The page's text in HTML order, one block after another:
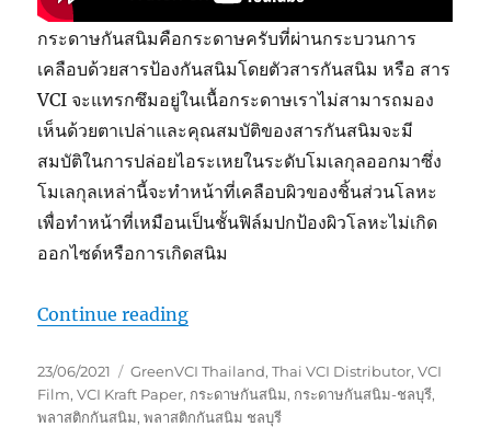
กระดาษกันสนิมคือกระดาษครับที่ผ่านกระบวนการ
เคลือบด้วยสารป้องกันสนิมโดยตัวสารกันสนิม หรือ สาร
VCI จะแทรกซึมอยู่ในเนื้อกระดาษเราไม่สามารถมอง
เห็นด้วยตาเปล่าและคุณสมบัติของสารกันสนิมจะมี
สมบัติในการปล่อยไอระเหยในระดับโมเลกุลออกมาซึ่ง
โมเลกุลเหล่านี้จะทำหน้าที่เคลือบผิวของชิ้นส่วนโลหะ
เพื่อทำหน้าที่เหมือนเป็นชั้นฟิล์มปกป้องผิวโลหะไม่เกิด
ออกไซด์หรือการเกิดสนิม
Continue reading“กระดาษกันห่อป้องกันสนิม”
Posted
on
23/06/2021 Tags
GreenVCI Thailand,Thai VCI Distributor,VCI
Film,VCI Kraft Paper, กระดาษกันสนิม, กระดาษกันสนิม-ชลบุรี,
พลาสติกกันสนิม,พลาสติกกันสนิม ชลบุรี